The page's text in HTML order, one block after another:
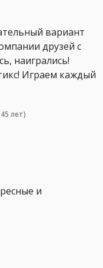
вариант
друзей с
наигрались!
Играем каждый
лет)
и